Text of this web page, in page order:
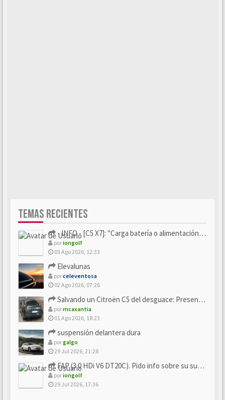
TEMAS RECIENTES
- INFO - [C5 X7]: "Carga batería o alimentación eléctri...
poriongolf
03 Ago 2026, 12:33
Elevalunas
porceleventosa
02 Ago 2026, 07:26
Salvando un Citroën C5 del desguace: Presentación y seguimiento
pormcaxantia
01 Ago 2026, 18:23
suspensión delantera dura
porgalgo
29 Jul 2026, 21:28
FAP (3.0 HDi V6 DT20C). Pido info sobre su sustitución
poriongolf
29 Jul 2026, 17:36